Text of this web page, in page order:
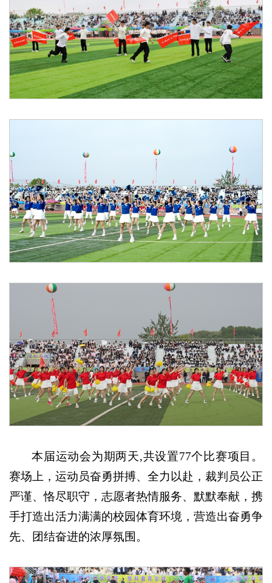
本届运动会为期两天,共设置77个比赛项目。
赛场上，运动员奋勇拼搏、全力以赴，裁判员公正
严谨、恪尽职守，志愿者热情服务、默默奉献，携
手打造出活力满满的校园体育环境，营造出奋勇争
先、团结奋进的浓厚氛围。